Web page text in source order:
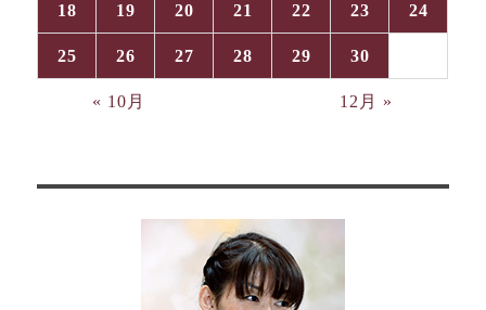
18 19 20 21 22 23 24
25 26 27 28 29 30
« 10月 12月 »